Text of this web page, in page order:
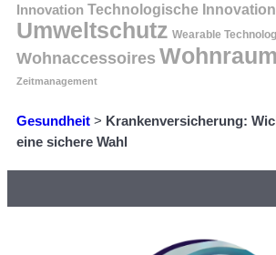
Innovation Technologische
Umweltschutz Wearable
Wohnaccessoires
Zeitmanagement
Gesundheit > Krankenversicherung:
eine sichere Wahl